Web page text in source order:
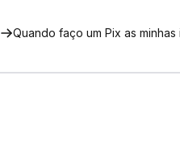
Quando faço um Pix as